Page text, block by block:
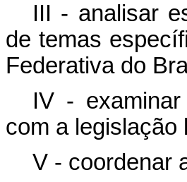
III - analisar
de temas
Federativa do
IV -
com a legislação
V - coordenar